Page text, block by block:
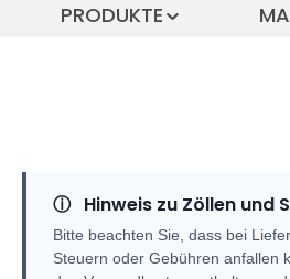
PRODUKTE
ⓘ Hinweis zu Zöllen und
Bitte beachten Sie, dass bei
Steuern oder Gebühren anfallen